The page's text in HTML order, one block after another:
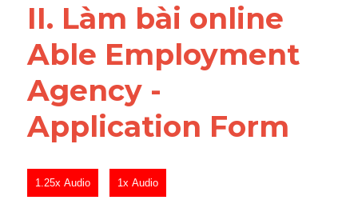
II. Làm bài online
Able Employment
Agency -
Application Form